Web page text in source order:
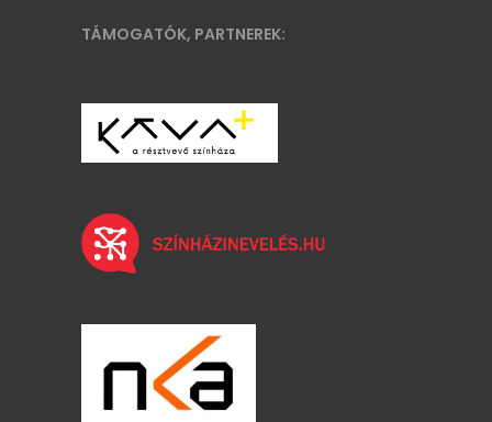
TÁMOGATÓK, PARTNEREK: